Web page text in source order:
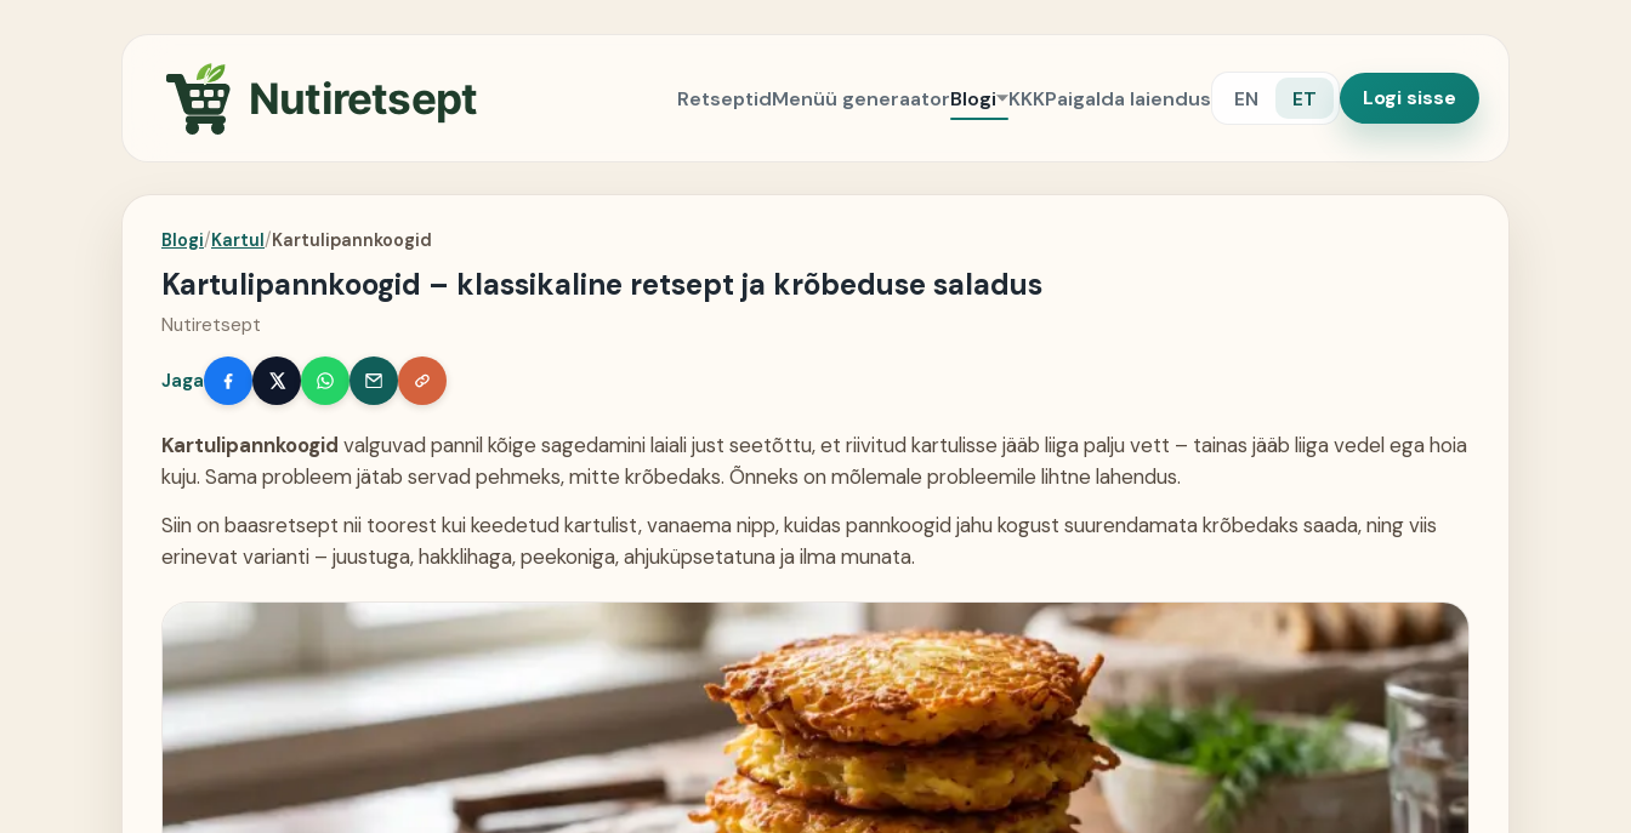
Nutiretsept RetseptidMenüü generaatorBlogi KKKPaigalda laiendus EN ET Logi sisse
Blogi/Kartul/Kartulipannkoogid
Kartulipannkoogid – klassikaline retsept ja krõbeduse saladus
Nutiretsept
Jaga
Kartulipannkoogid valguvad pannil kõige sagedamini laiali just seetõttu, et riivitud kartulisse jääb liiga palju vett – tainas jääb liiga vedel ega hoia
kuju. Sama probleem jätab servad pehmeks, mitte krõbedaks. Õnneks on mõlemale probleemile lihtne lahendus.
Siin on baasretsept nii toorest kui keedetud kartulist, vanaema nipp, kuidas pannkoogid jahu kogust suurendamata krõbedaks saada, ning viis
erinevat varianti – juustuga, hakklihaga, peekoniga, ahjuküpsetatuna ja ilma munata.